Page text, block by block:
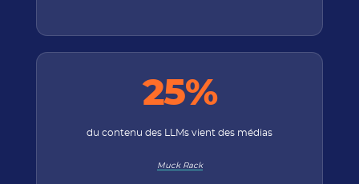
25%
du contenu des LLMs vient des médias
Muck Rack